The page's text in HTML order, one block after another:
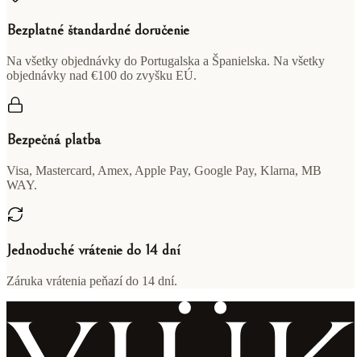
Bezplatné štandardné doručenie
Na všetky objednávky do Portugalska a Španielska. Na všetky
objednávky nad €100 do zvyšku EÚ.
Bezpečná platba
Visa, Mastercard, Amex, Apple Pay, Google Pay, Klarna, MB
WAY.
Jednoduché vrátenie do 14 dní
Záruka vrátenia peňazí do 14 dní.